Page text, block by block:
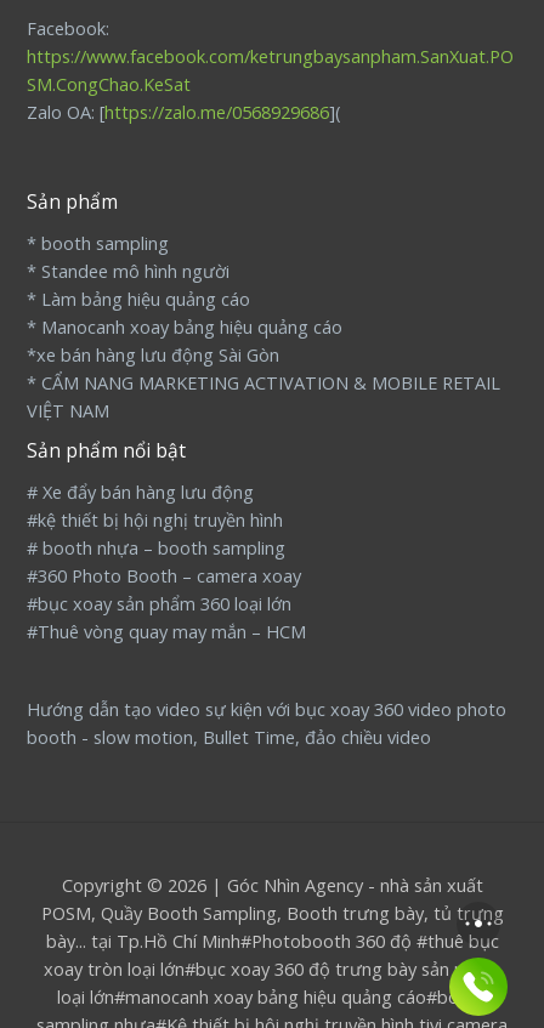
Facebook:
https://www.facebook.com/ketrungbaysanpham.SanXuat.PO
SM.CongChao.KeSat
Zalo OA: [https://zalo.me/0568929686](
Sản phẩm
* booth sampling
* Standee mô hình người
* Làm bảng hiệu quảng cáo
* Manocanh xoay bảng hiệu quảng cáo
*xe bán hàng lưu động Sài Gòn
* CẨM NANG MARKETING ACTIVATION & MOBILE RETAIL
VIỆT NAM
Sản phẩm nổi bật
# Xe đẩy bán hàng lưu động
#kệ thiết bị hội nghị truyền hình
# booth nhựa – booth sampling
#360 Photo Booth – camera xoay
#bục xoay sản phẩm 360 loại lớn
#Thuê vòng quay may mắn – HCM
Hướng dẫn tạo video sự kiện với bục xoay 360 video photo
booth - slow motion, Bullet Time, đảo chiều video
Copyright © 2026 | Góc Nhìn Agency - nhà sản xuất
POSM, Quầy Booth Sampling, Booth trưng bày, tủ trưng
bày... tại Tp.Hồ Chí Minh#Photobooth 360 độ #thuê bục
xoay tròn loại lớn#bục xoay 360 độ trưng bày sản phẩm
loại lớn#manocanh xoay bảng hiệu quảng cáo#booth